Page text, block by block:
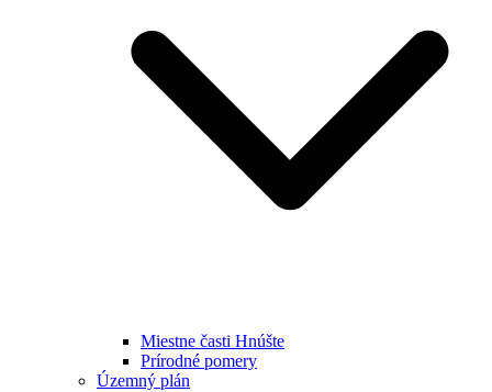
Miestne časti Hnúšte
Prírodné pomery
Územný plán